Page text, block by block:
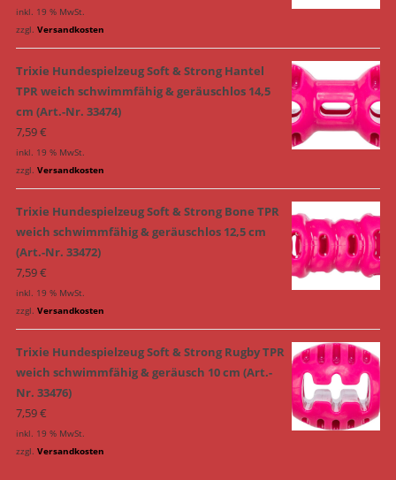
inkl. 19 % MwSt.
zzgl. Versandkosten
Trixie Hundespielzeug Soft & Strong Hantel
TPR weich schwimmfähig & geräuschlos 14,5
cm (Art.-Nr. 33474)
7,59€
inkl. 19 % MwSt.
zzgl. Versandkosten
Trixie Hundespielzeug Soft & Strong Bone TPR
weich schwimmfähig & geräuschlos 12,5 cm
(Art.-Nr. 33472)
7,59€
inkl. 19 % MwSt.
zzgl. Versandkosten
Trixie Hundespielzeug Soft & Strong Rugby TPR
weich schwimmfähig & geräusch 10 cm (Art.-
Nr. 33476)
7,59€
inkl. 19 % MwSt.
zzgl. Versandkosten